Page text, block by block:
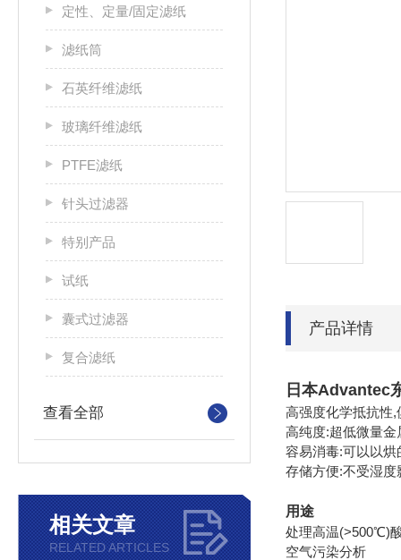
定性、定量/固定滤纸
滤纸筒
石英纤维滤纸
玻璃纤维滤纸
PTFE滤纸
针头过滤器
特别产品
试纸
囊式过滤器
复合滤纸
查看全部
相关文章
RELATED ARTICLES
产品详情
日本Advantec
高强度化学抵抗性,
高纯度:超低微量
容易消毒:可以以
存储方便:不受湿度
用途
处理高温(>500℃)
空气污染分析